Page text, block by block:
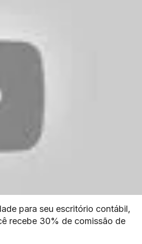
para seu escritório contábil,
recebe 30% de comissão de